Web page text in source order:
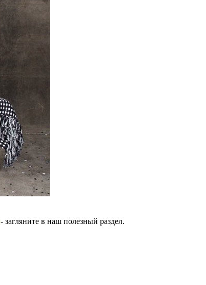
- загляните в наш полезный раздел.